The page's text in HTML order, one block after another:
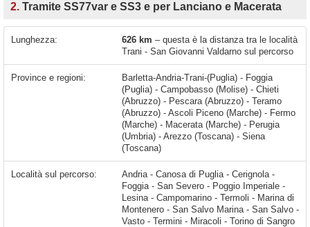
2. Tramite SS77var e SS3 e per Lanciano e Macerata
Lunghezza: 626 km – questa è la distanza tra le località
Trani - San Giovanni Valdarno sul percorso
Province e regioni:
Barletta-Andria-Trani-(Puglia) - Foggia
(Puglia) - Campobasso (Molise) - Chieti
(Abruzzo) - Pescara (Abruzzo) - Teramo
(Abruzzo) - Ascoli Piceno (Marche) - Fermo
(Marche) - Macerata (Marche) - Perugia
(Umbria) - Arezzo (Toscana) - Siena
(Toscana)
Località sul percorso: Andria - Canosa di Puglia - Cerignola - Foggia - San Severo - Poggio Imperiale - Lesina - Campomarino - Termoli - Marina di Montenero - San Salvo Marina - San Salvo - Vasto - Termini - Miracoli - Torino di Sangro Marina - Mozzagrogna - Santa Maria Imbaro - San Martino - Fossacesia - Lanciano - Santa Calcagna - Pagliaroni - Treglio - San Vito Chietino - Ortona - Villa Grande - Francavilla al Mare - Ripa Teatina - Sambuceto - Chieti - Villanova - Pescara - Santa Teresa - Montesilvano - San Martino Bassa - Marina - Silvi